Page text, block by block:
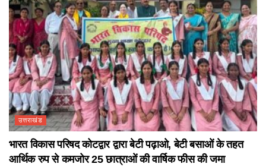
उत्तराखंड
भारत विकास परिषद कोटद्वार द्वारा बेटी पढ़ाओ, बेटी बसाओं के तहत
आर्थिक रुप से कमजोर 25 छात्राओं की वार्षिक फीस की जमा